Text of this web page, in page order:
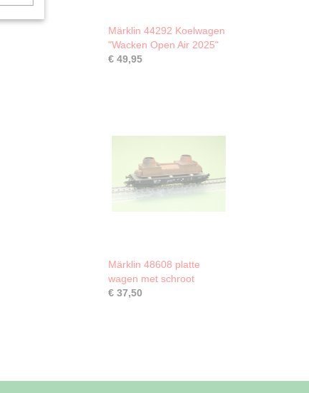
Märklin 44292 Koelwagen
"Wacken Open Air 2025"
€ 49,95
Märklin 48608 platte
wagen met schroot
€ 37,50